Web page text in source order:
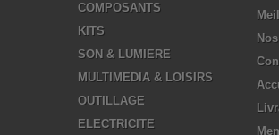
COMPOSANTS
KITS
SON & LUMIERE
MULTIMEDIA & LOISIRS
OUTILLAGE
ELECTRICITE